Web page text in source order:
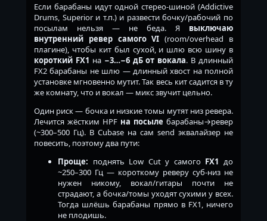
Если барабаны идут одной стерео-шиной (Addictive
Drums, Superior и т.п.) и развести бочку/рабочий по
посылам нельзя — не беда. Я выключаю
внутренний ревер самого VI (room/overhead в
плагине), чтобы кит был сухой, и шлю всю шину в
короткий FX1 на −3…−6 дБ от вокала. В длинный
FX2 барабаны не шлю — длинный хвост на полной
установке мгновенно мутит. Так весь кит садится в ту
же комнату, что и вокал — микс звучит цельно.
Один риск — бочка и низкие томы мутят низ ревера.
Лечится жёстким HPF на посыле барабаны→ревер
(~300–500 Гц). В Cubase на сам send эквалайзер не
повесить, поэтому два пути:
Проще: поднять Low Cut у самого FX1 до
~250–300 Гц — короткому реверу суб-низ не
нужен никому, вокал/гитары почти не
страдают, а бочка/томы уходят сухими у всех.
Тогда шлёшь барабаны прямо в FX1, ничего
не плодишь.